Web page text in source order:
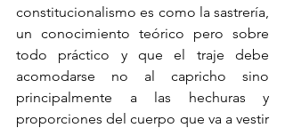
constitucionalismo es como la sastrería,
un conocimiento teórico pero sobre
todo práctico y que el traje debe
acomodarse no al capricho sino
principalmente a las hechuras y
proporciones del cuerpo que va a vestir